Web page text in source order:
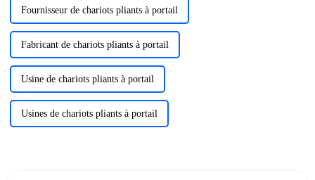
Fournisseur de chariots pliants à portail
Fabricant de chariots pliants à portail
Usine de chariots pliants à portail
Usines de chariots pliants à portail